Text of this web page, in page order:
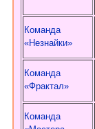
Команда
«Незнайки»
Команда
«Фрактал»
Команда